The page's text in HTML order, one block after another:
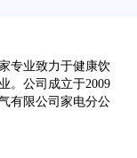
专业致力于健康饮
。公司成立于2009
有限公司家电分公